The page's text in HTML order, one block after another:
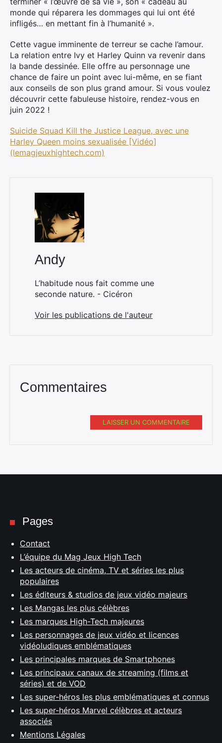
monde qui réparera les dommages qui lui ont été
infligés… en mettant fin à l’humanité ».
Cette vague imminente de terreur se cache l’amour.
La relation entre Ivy et Harley Quinn va revenir dans
la bande dessinée. Elle offre au personnage une
chance de faire un point avec lui-même, en se fiant
aux conseils de son plus grand amour. Si vous voulez
découvrir cette fabuleuse histoire, rendez-vous en
juin 2022 !
Suicide Squad Kill the Justice League, avec une
Harley Queen moins sexualisée [Vidéo]
(lemagjeuxhightech.com)
Andy
L’habitude nous fait comme une
seconde nature. - Cicéron
Voir les publications de l'auteur
Commentaires
LAISSER UN COMMENTAIRE
Pages
Contact
L’équipe du Mag Jeux High Tech
Les acteurs de cinéma, TV et séries les plus
populaires
Les éditeurs & studios de jeux vidéo majeurs
Les Mangas les plus célèbres
Les marques High-Tech majeures
Les personnages de jeux vidéo et licences
vidéoludiques emblématiques
Les principales marques de Smartphones
Les principaux canaux de streaming (films et
séries) et de VOD
Les super-héros les plus emblématiques et connus
Les super-héros Marvel célèbres et acteurs
associés
Mentions Légales
Rechercher
: